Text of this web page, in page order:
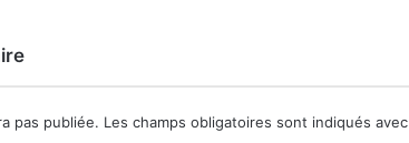
pas publiée. Les champs obligatoires sont indiqués avec